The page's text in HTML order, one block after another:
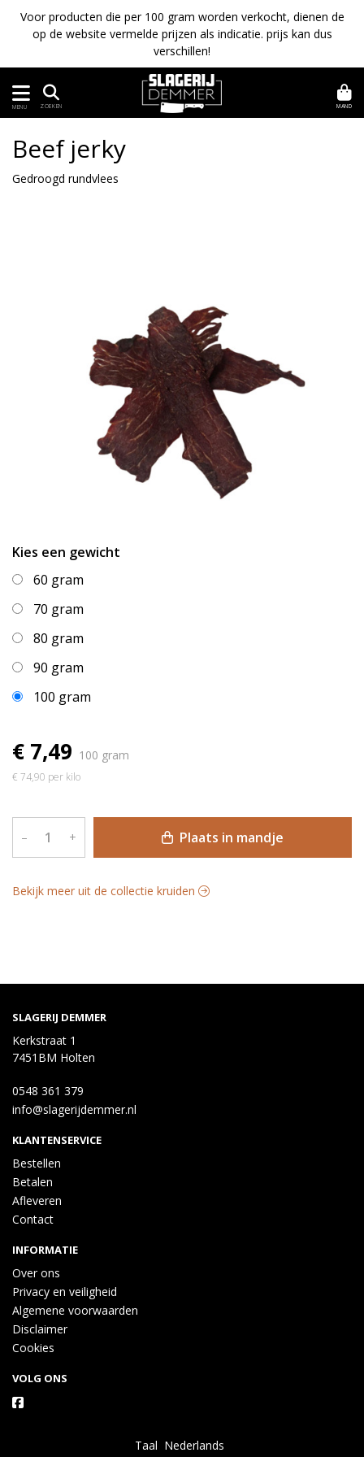
Voor producten die per 100 gram worden verkocht, dienen de
op de website vermelde prijzen als indicatie. prijs kan dus
verschillen!
MENU ZOEKEN MAND
Beef jerky
Gedroogd rundvlees
Kies een gewicht
60 gram
70 gram
80 gram
90 gram
100 gram
€ 7,49 100 gram
€ 74,90 per kilo
– + Plaats in mandje
Bekijk meer uit de collectie kruiden
SLAGERIJ DEMMER
Kerkstraat 1
7451BM Holten
0548 361 379
info@slagerijdemmer.nl
KLANTENSERVICE
Bestellen
Betalen
Afleveren
Contact
INFORMATIE
Over ons
Privacy en veiligheid
Algemene voorwaarden
Disclaimer
Cookies
VOLG ONS
Taal